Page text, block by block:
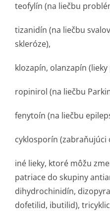
teofylín (na liečbu
tizanidín (na liečbu
skleróze),
klozapín, olanzapín
ropinirol (na liečbu
fenytoín (na liečbu
cyklosporín
iné lieky, ktoré môžu
patriace do skupiny
dihydrochinidín,
dofetilid, ibutilid),